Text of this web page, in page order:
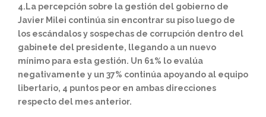
4.La percepción sobre la gestión del gobierno de
Javier Milei continúa sin encontrar su piso luego de
los escándalos y sospechas de corrupción dentro del
gabinete del presidente, llegando a un nuevo
mínimo para esta gestión. Un 61% lo evalúa
negativamente y un 37% continúa apoyando al equipo
libertario, 4 puntos peor en ambas direcciones
respecto del mes anterior.